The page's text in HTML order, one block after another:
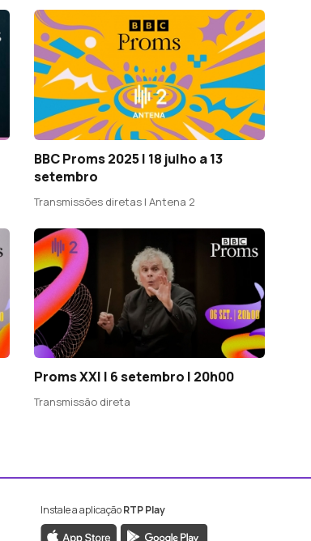
BBC Proms 2025 | 18 julho a 13
setembro
Transmissões diretas | Antena 2
Proms XXI | 6 setembro | 20h00
Transmissão direta
RTP Antena 2
da RTP Antena 2
da RTP Antena 2
X da RTP Antena 2
Instale a aplicaçãoRTP Play